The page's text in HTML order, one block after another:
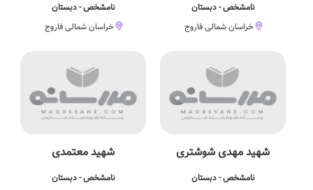
نامشخص - دبستان
خراسان شمالی فاروج
نامشخص - دبستان
خراسان شمالی فاروج
شهید مهدی شوشتری
نامشخص - دبستان
شهید معتمدی
نامشخص - دبستان